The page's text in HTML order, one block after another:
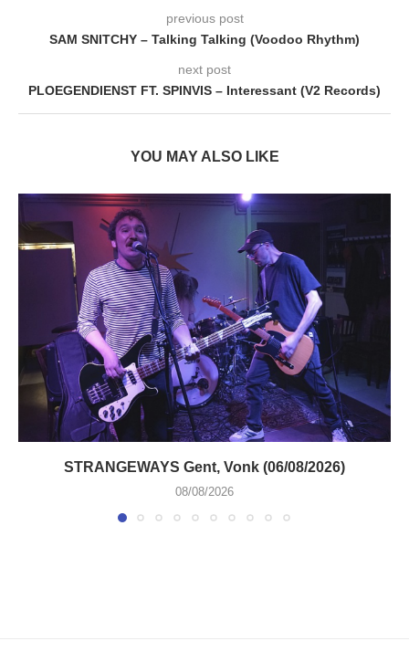
previous post
SAM SNITCHY – Talking Talking (Voodoo Rhythm)
next post
PLOEGENDIENST FT. SPINVIS – Interessant (V2 Records)
YOU MAY ALSO LIKE
STRANGEWAYS Gent, Vonk (06/08/2026)
08/08/2026